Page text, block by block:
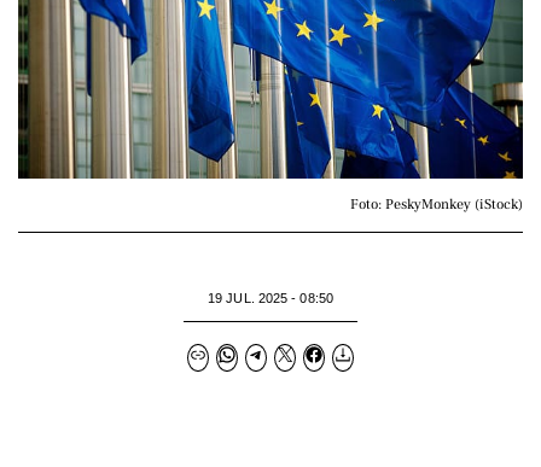
Foto: PeskyMonkey (iStock)
19 JUL. 2025 - 08:50